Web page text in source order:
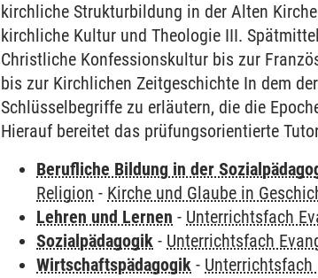
kirchliche Strukturbildung in der Alten
kirchliche Kultur und Theologie III.
Christliche Konfessionskultur bis zur
bis zur Kirchlichen Zeitgeschichte In dem
Schlüsselbegriffe zu erläutern, die die
Hierauf bereitet das prüfungsorientierte
Berufliche Bildung in der
Religion - Kirche und Glaube in
Lehren und Lernen - Unterrichtsfach
Sozialpädagogik - Unterrichtsfach
Wirtschaftspädagogik - Unterrichtsfach